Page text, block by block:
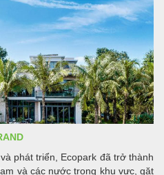
viên trong đại công viên”.
phát triển, Ecopark đã trở thành
và các nước trong khu vực, gặt